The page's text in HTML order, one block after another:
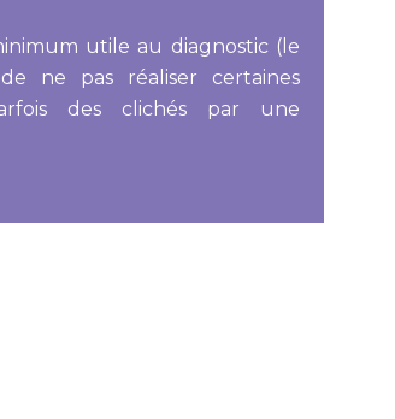
utile au diagnostic (le
ne pas réaliser certaines
des clichés par une